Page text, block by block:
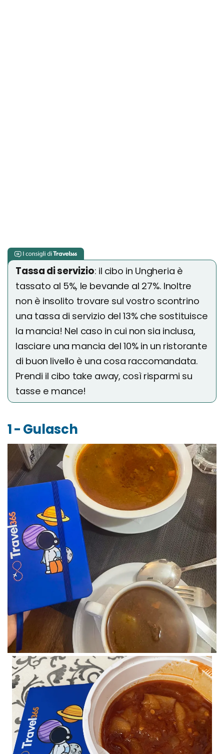
Tassa di servizio: il cibo in Ungheria è
tassato al 5%, le bevande al 27%. Inoltre
non è insolito trovare sul vostro scontrino
una tassa di servizio del 13% che sostituisce
la mancia! Nel caso in cui non sia inclusa,
lasciare una mancia del 10% in un ristorante
di buon livello è una cosa raccomandata.
Prendi il cibo take away, così risparmi su
tasse e mance!
1 - Gulasch